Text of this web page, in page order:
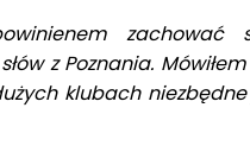
z Poznania.
klubach